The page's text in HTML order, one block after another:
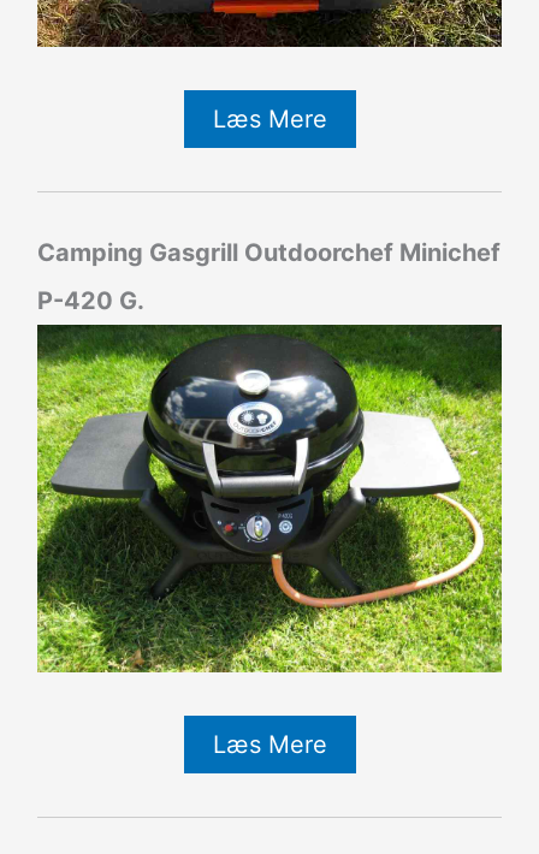
Læs Mere
Camping Gasgrill Outdoorchef Minichef
P-420 G.
Læs Mere